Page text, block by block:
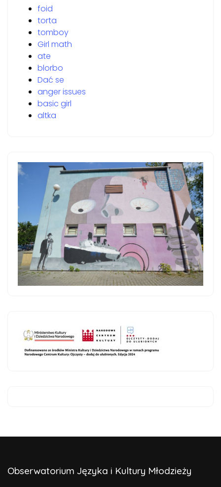
foid
torta
tomboy
Girl math
ate
blorbo
Dać se
anger issues
basic girl
altka
Obserwatorium Języka i Kultury Młodzieży